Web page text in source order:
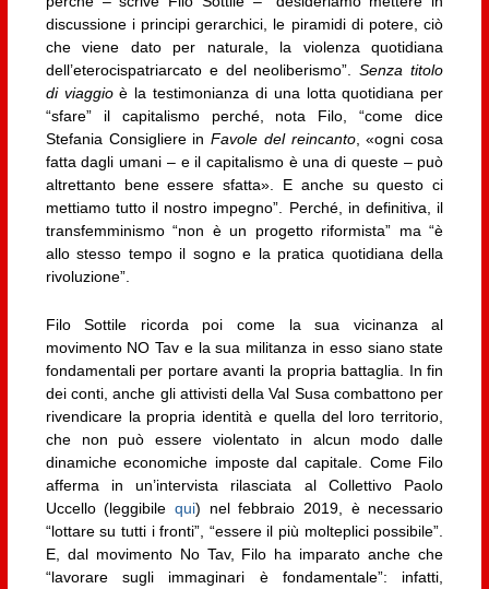
discussione i principi gerarchici, le piramidi di potere, ciò
che viene dato per naturale, la violenza quotidiana
dell’eterocispatriarcato e del neoliberismo”.Senza titolo
di viaggioè la testimonianza di una lotta quotidiana per
“sfare” il capitalismo perché, nota Filo, “come dice
Stefania Consigliere inFavole del reincanto, «ogni cosa
fatta dagli umani – e il capitalismo è una di queste – può
altrettanto bene essere sfatta». E anche su questo ci
mettiamo tutto il nostro impegno”. Perché, in definitiva, il
transfemminismo “non è un progetto riformista” ma “è
allo stesso tempo il sogno e la pratica quotidiana della
rivoluzione”.
Filo Sottile ricorda poi come la sua vicinanza al
movimento NO Tav e la sua militanza in esso siano state
fondamentali per portare avanti la propria battaglia. In fin
dei conti, anche gli attivisti della Val Susa combattono per
rivendicare la propria identità e quella del loro territorio,
che non può essere violentato in alcun modo dalle
dinamiche economiche imposte dal capitale. Come Filo
afferma in un’intervista rilasciata al Collettivo Paolo
Uccello (leggibilequi) nel febbraio 2019, è necessario
“lottare su tutti i fronti”, “essere il più molteplici possibile”.
E, dal movimento No Tav, Filo ha imparato anche che
“lavorare sugli immaginari è fondamentale”: infatti,